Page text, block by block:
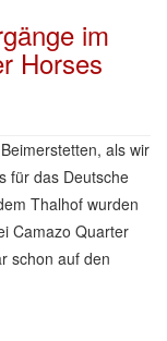
im
Horses
als wir
für das Deutsche
Thalhof wurden
Camazo Quarter
schon auf den